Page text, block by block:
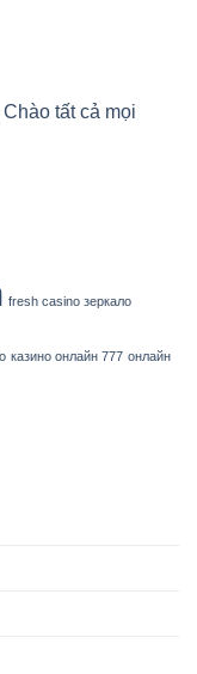
Chào tất cả mọi
fresh casino зеркало
казино онлайн 777 онлайн